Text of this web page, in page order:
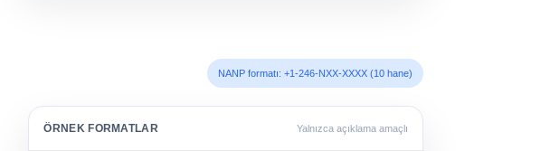
NANP formatı: +1-246-NXX-XXXX (10 hane)
ÖRNEK FORMATLAR Yalnızca açıklama amaçlı